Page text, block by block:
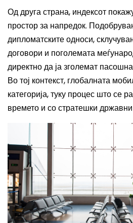
Од друга страна, индексот
простор за напредок.
дипломатските односи,
договори и поголемата
директно да ја зголемат
Во тој контекст, глобалната
категорија, туку процес што се
времето и со стратешки